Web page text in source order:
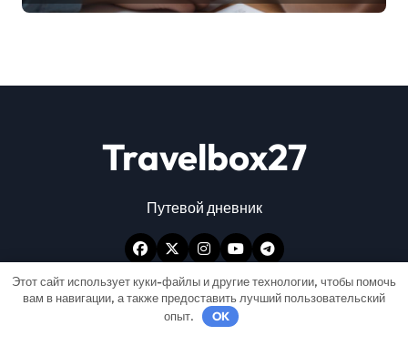
Travelbox27
Путевой дневник
Этот сайт использует куки-файлы и другие технологии, чтобы помочь
вам в навигации, а также предоставить лучший пользовательский
опыт.
OK